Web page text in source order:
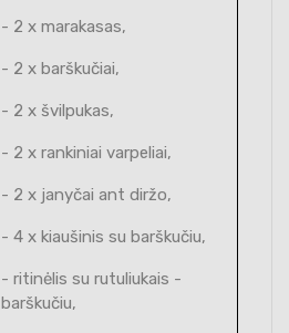
- 2 x marakasas,
- 2 x barškučiai,
- 2 x švilpukas,
- 2 x rankiniai varpeliai,
- 2 x janyčai ant diržo,
- 4 x kiaušinis su barškučiu,
- ritinėlis su rutuliukais -
barškučiu,